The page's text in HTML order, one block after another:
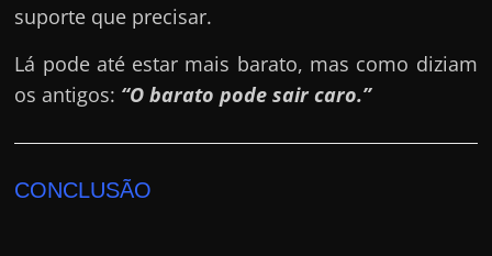
suporte que precisar.
Lá pode até estar mais barato, mas como diziam
os antigos: “O barato pode sair caro.”
CONCLUSÃO